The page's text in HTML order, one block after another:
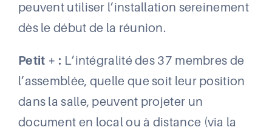
peuvent utiliser l’installation sereinement
dès le début de la réunion.
Petit + : L’intégralité des 37 membres de
l’assemblée, quelle que soit leur position
dans la salle, peuvent projeter un
document en local ou à distance (via la